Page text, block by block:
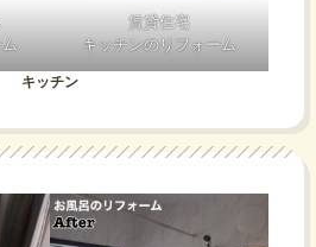
賃貸住宅
キッチンのリフォーム
キッチン